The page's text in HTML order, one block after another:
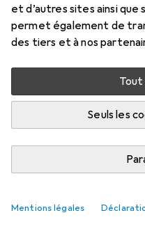
et d’autres sites ainsi que
permet également de
des tiers et à nos
Seuls les
Mentions légales